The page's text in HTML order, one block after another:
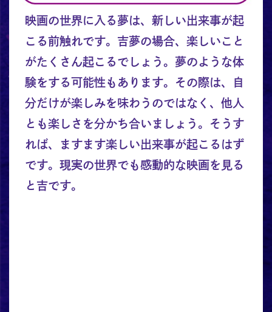
映画の世界に入る夢は、新しい出来事が起
こる前触れです。吉夢の場合、楽しいこと
がたくさん起こるでしょう。夢のような体
験をする可能性もあります。その際は、自
分だけが楽しみを味わうのではなく、他人
とも楽しさを分かち合いましょう。そうす
れば、ますます楽しい出来事が起こるはず
です。現実の世界でも感動的な映画を見る
と吉です。